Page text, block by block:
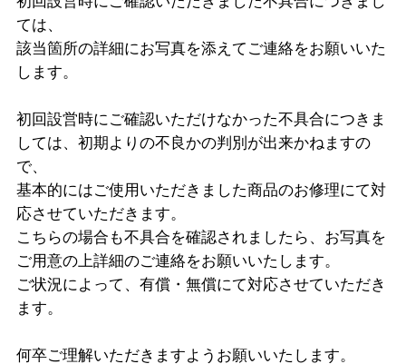
ては、
該当箇所の詳細にお写真を添えてご連絡をお願いいた
します。
初回設営時にご確認いただけなかった不具合につきま
しては、初期よりの不良かの判別が出来かねますの
で、
基本的にはご使用いただきました商品のお修理にて対
応させていただきます。
こちらの場合も不具合を確認されましたら、お写真を
ご用意の上詳細のご連絡をお願いいたします。
ご状況によって、有償・無償にて対応させていただき
ます。
何卒ご理解いただきますようお願いいたします。